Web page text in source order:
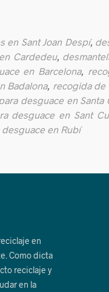
en Sant Joan Despí,
Cardedeu,
en Barcelona,
Badalona, recogida de
desguace en Santa
desguace en Sant
en Rubí
en
Como dicta
reciclaje y
en la